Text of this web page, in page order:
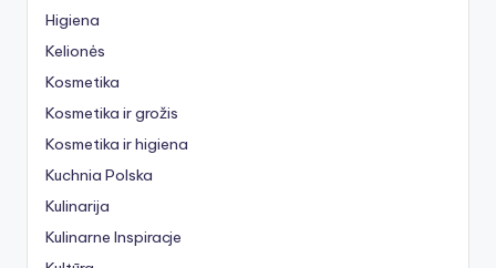
Higiena
Kelionės
Kosmetika
Kosmetika ir grožis
Kosmetika ir higiena
Kuchnia Polska
Kulinarija
Kulinarne Inspiracje